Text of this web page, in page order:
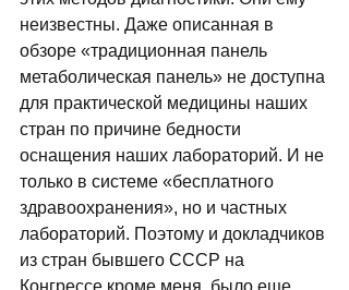
неизвестны. Даже описанная в
обзоре «традиционная панель
метаболическая панель» не доступна
для практической медицины наших
стран по причине бедности
оснащения наших лабораторий. И не
только в системе «бесплатного
здравоохранения», но и частных
лабораторий. Поэтому и докладчиков
из стран бывшего СССР на
Конгрессе кроме меня, было еще